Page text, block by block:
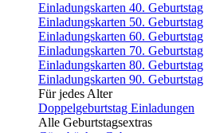
Einladungskarten 40. Geburtstag
Einladungskarten 50. Geburtstag
Einladungskarten 60. Geburtstag
Einladungskarten 70. Geburtstag
Einladungskarten 80. Geburtstag
Einladungskarten 90. Geburtstag
Für jedes Alter
Doppelgeburtstag Einladungen
Alle Geburtstagsextras